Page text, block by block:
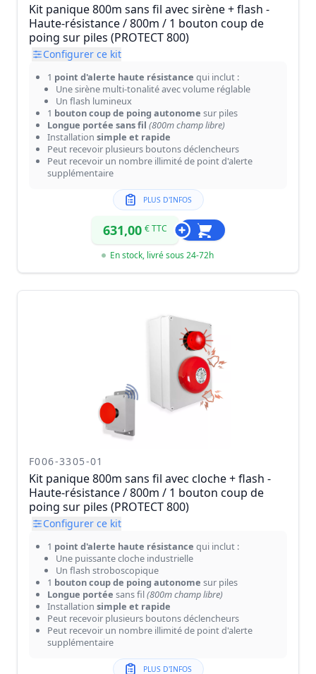
Kit panique 800m sans fil avec sirène + flash -
Haute-résistance / 800m / 1 bouton coup de
poing sur piles (PROTECT 800)
Configurer ce kit
1 point d'alerte haute résistance qui inclut :
Une sirène multi-tonalité avec volume réglable
Un flash lumineux
1 bouton coup de poing autonome sur piles
Longue portée sans fil (800m champ libre)
Installation simple et rapide
Peut recevoir plusieurs boutons déclencheurs
Peut recevoir un nombre illimité de point d'alerte
supplémentaire
PLUS D'INFOS
631,00 € TTC
En stock, livré sous 24-72h
F006-3305-01
Kit panique 800m sans fil avec cloche + flash -
Haute-résistance / 800m / 1 bouton coup de
poing sur piles (PROTECT 800)
Configurer ce kit
1 point d'alerte haute résistance qui inclut :
Une puissante cloche industrielle
Un flash stroboscopique
1 bouton coup de poing autonome sur piles
Longue portée sans fil(800m champ libre)
Installation simple et rapide
Peut recevoir plusieurs boutons déclencheurs
Peut recevoir un nombre illimité de point d'alerte
supplémentaire
PLUS D'INFOS